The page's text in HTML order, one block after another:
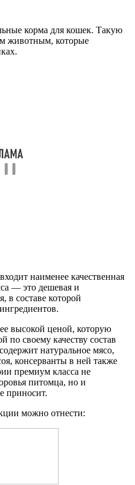
корма для кошек. Такую
животным, которые
наименее качественная
— это дешевая и
в составе которой
высокой ценой, которую
по своему качеству состав
натуральное мясо,
консерванты в ней также
премиум класса не
питомца, но и
приносит.
можно отнести: